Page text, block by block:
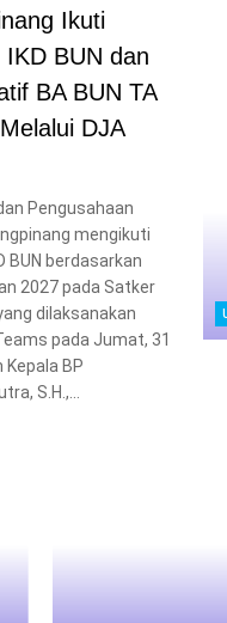
Ikuti
BUN dan
BA BUN TA
DJA
Pengusahaan
mengikuti
BUN berdasarkan
2027 pada Satker
dilaksanakan
pada Jumat, 31
Kepala BP
S.H.,...